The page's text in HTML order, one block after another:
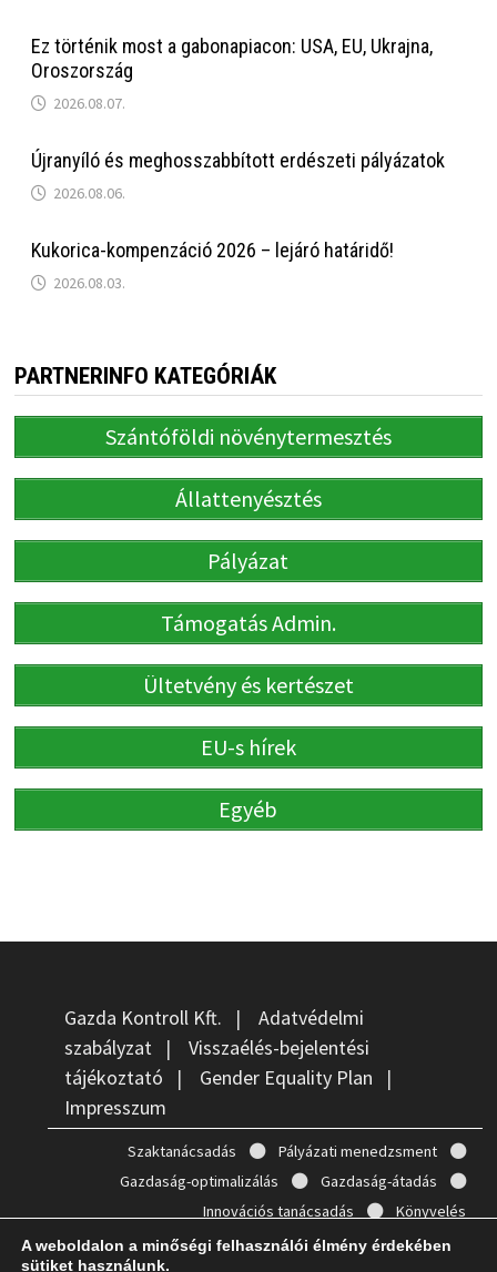
Ez történik most a gabonapiacon: USA, EU, Ukrajna,
Oroszország
2026.08.07.
Újranyíló és meghosszabbított erdészeti pályázatok
2026.08.06.
Kukorica-kompenzáció 2026 – lejáró határidő!
2026.08.03.
PARTNERINFO KATEGÓRIÁK
Szántóföldi növénytermesztés
Állattenyésztés
Pályázat
Támogatás Admin.
Ültetvény és kertészet
EU-s hírek
Egyéb
Gazda Kontroll Kft. | Adatvédelmi
szabályzat | Visszaélés-bejelentési
tájékoztató | Gender Equality Plan |
Impresszum
Szaktanácsadás
Pályázati menedzsment
Gazdaság-optimalizálás
Gazdaság-átadás
Innovációs tanácsadás
Könyvelés
A weboldalon a minőségi felhasználói élmény érdekében
sütiket használunk.